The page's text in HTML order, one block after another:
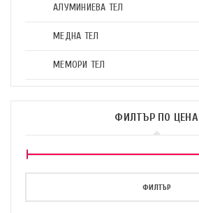
АЛУМИНИЕВА ТЕЛ
МЕДНА ТЕЛ
МЕМОРИ ТЕЛ
ФИЛТЪР ПО ЦЕНА
ФИЛТЪР